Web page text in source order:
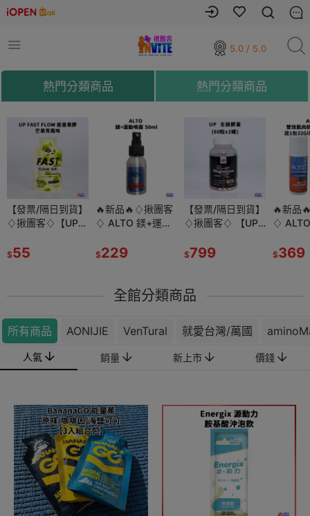
5.0 / 5.0
熱門分類商品 熱門分類商品
【發票/隔日到貨】
♢揪團客♢【UP
FLOW 能量果膠
$55
🔥新品🔥♢揪團客
♢ ALTO 鎂+運動
緩 跑步 自行車 健
$229
【發票/隔日到貨】
♢揪團客♢ 【UP
囊
$799
🔥新品
♢
包32Gi
$369
日到貨】
【UP
果膠
🔥新品🔥♢揪團客
♢ ALTO 鎂+運動
緩 跑步 自行車 健
【發票/隔日到貨】
♢揪團客♢ 【UP
🔥新品🔥♢揪團客
♢ ALTO 雙效肌肉
包32Gi果膠 (口味
全館分類商品
所有商品 AONIJIE VenTural 就愛台灣/萬國
人氣 銷量 新上市 價錢